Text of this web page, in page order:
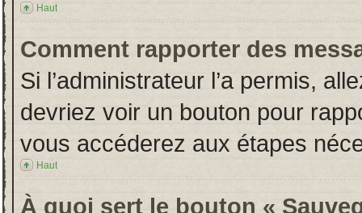
Haut
Comment rapporter des
Si l’administrateur l’a permis,
devriez voir un bouton pour
vous accéderez aux étapes
Haut
À quoi sert le bouton «